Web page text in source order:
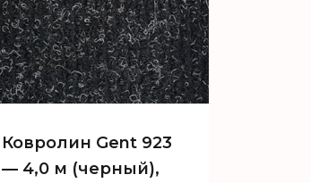
Ковролин Gent 923
— 4,0 м (черный),